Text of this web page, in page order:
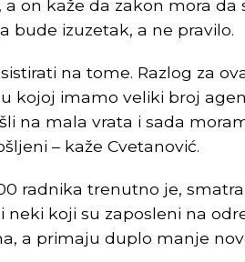
a on kaže da zakon mora
bude izuzetak, a ne pravilo.
na tome. Razlog za
kojoj imamo veliki broj
na mala vrata i sada
– kaže Cvetanović.
radnika trenutno je,
neki koji su zaposleni na
a primaju duplo manje